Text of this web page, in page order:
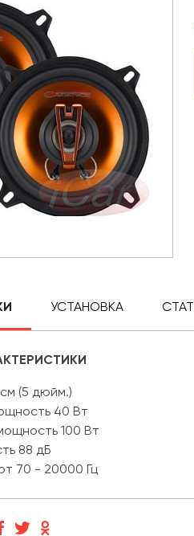
УСТАНОВКА
(5 дюйм.)
40 Вт
100 Вт
88 дБ
70 - 20000 Гц